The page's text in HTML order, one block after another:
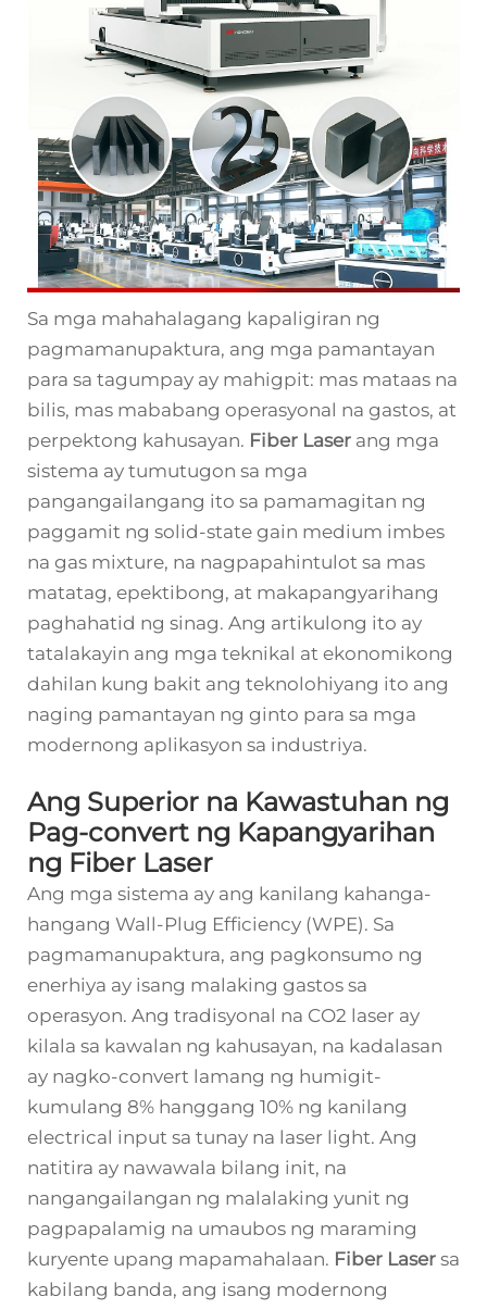
Sa mga mahahalagang kapaligiran ng
pagmamanupaktura, ang mga pamantayan
para sa tagumpay ay mahigpit: mas mataas na
bilis, mas mababang operasyonal na gastos, at
perpektong kahusayan. Fiber Laser ang mga
sistema ay tumutugon sa mga
pangangailangang ito sa pamamagitan ng
paggamit ng solid-state gain medium imbes
na gas mixture, na nagpapahintulot sa mas
matatag, epektibong, at makapangyarihang
paghahatid ng sinag. Ang artikulong ito ay
tatalakayin ang mga teknikal at ekonomikong
dahilan kung bakit ang teknolohiyang ito ang
naging pamantayan ng ginto para sa mga
modernong aplikasyon sa industriya.
Ang Superior na Kawastuhan ng
Pag-convert ng Kapangyarihan
ng Fiber Laser
Ang mga sistema ay ang kanilang kahanga-
hangang Wall-Plug Efficiency (WPE). Sa
pagmamanupaktura, ang pagkonsumo ng
enerhiya ay isang malaking gastos sa
operasyon. Ang tradisyonal na CO2 laser ay
kilala sa kawalan ng kahusayan, na kadalasan
ay nagko-convert lamang ng humigit-
kumulang 8% hanggang 10% ng kanilang
electrical input sa tunay na laser light. Ang
natitira ay nawawala bilang init, na
nangangailangan ng malalaking yunit ng
pagpapalamig na umaubos ng maraming
kuryente upang mapamahalaan. Fiber Laser sa
kabilang banda, ang isang modernong